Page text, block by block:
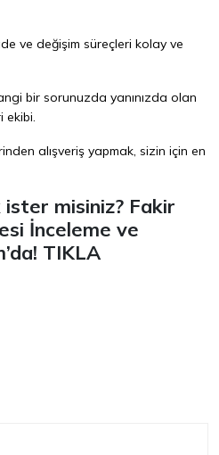
ve değişim süreçleri kolay ve
bir sorunuzda yanınızda olan
ekibi.
alışveriş yapmak, sizin için en
misiniz? Fakir
İnceleme ve
TIKLA